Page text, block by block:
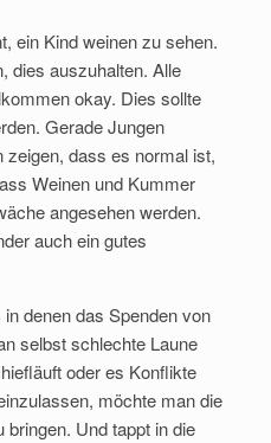
ein Kind weinen zu sehen.
dies auszuhalten. Alle
okay. Dies sollte
Gerade Jungen
zeigen, dass es normal ist,
Weinen und Kummer
angesehen werden.
auch ein gutes
denen das Spenden von
selbst schlechte Laune
oder es Konflikte
möchte man die
Und tappt in die